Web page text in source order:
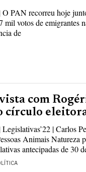
PAN recorreu hoje
mil votos de emigrantes
de
com
círculo
| Carlos
Animais Natureza
antecipadas de 30